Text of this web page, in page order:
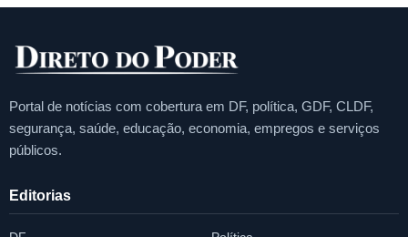
Portal de notícias com cobertura em DF, política, GDF, CLDF,
segurança, saúde, educação, economia, empregos e serviços
públicos.
Editorias